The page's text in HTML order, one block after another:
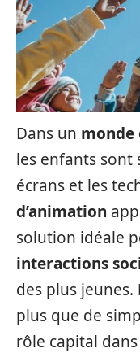
Dans un monde
les enfants sont
écrans et les
d’animation
solution idéale
interactions
des plus jeunes.
plus que de
rôle capital